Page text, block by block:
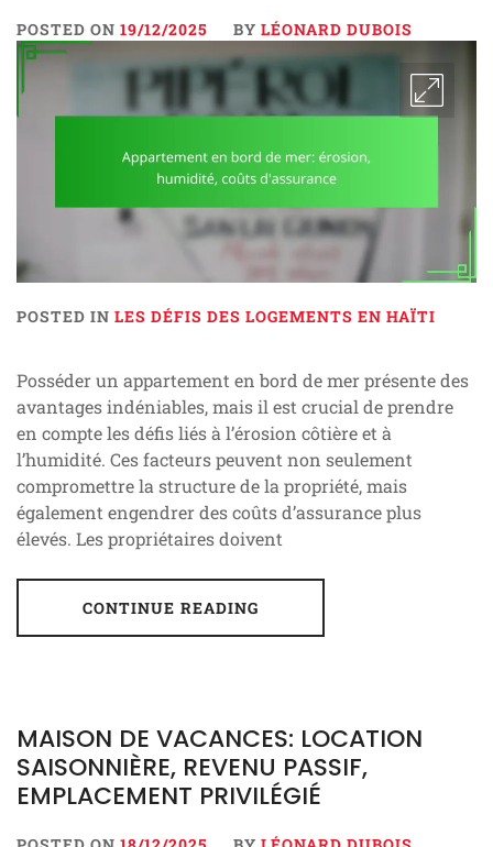
POSTED ON 19/12/2025 BY LÉONARD DUBOIS
POSTED IN LES DÉFIS DES LOGEMENTS EN HAÏTI
Posséder un appartement en bord de mer présente des
avantages indéniables, mais il est crucial de prendre
en compte les défis liés à l’érosion côtière et à
l’humidité. Ces facteurs peuvent non seulement
compromettre la structure de la propriété, mais
également engendrer des coûts d’assurance plus
élevés. Les propriétaires doivent
CONTINUE READING
MAISON DE VACANCES: LOCATION
SAISONNIÈRE, REVENU PASSIF,
EMPLACEMENT PRIVILÉGIÉ